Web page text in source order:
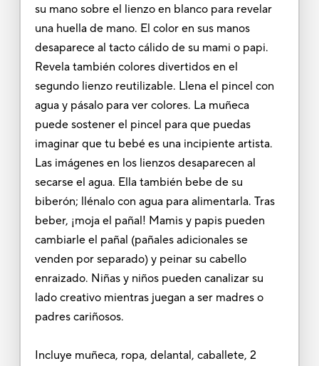
su mano sobre el lienzo en blanco para revelar
una huella de mano. El color en sus manos
desaparece al tacto cálido de su mami o papi.
Revela también colores divertidos en el
segundo lienzo reutilizable. Llena el pincel con
agua y pásalo para ver colores. La muñeca
puede sostener el pincel para que puedas
imaginar que tu bebé es una incipiente artista.
Las imágenes en los lienzos desaparecen al
secarse el agua. Ella también bebe de su
biberón; llénalo con agua para alimentarla. Tras
beber, ¡moja el pañal! Mamis y papis pueden
cambiarle el pañal (pañales adicionales se
venden por separado) y peinar su cabello
enraizado. Niñas y niños pueden canalizar su
lado creativo mientras juegan a ser madres o
padres cariñosos.
Incluye muñeca, ropa, delantal, caballete, 2